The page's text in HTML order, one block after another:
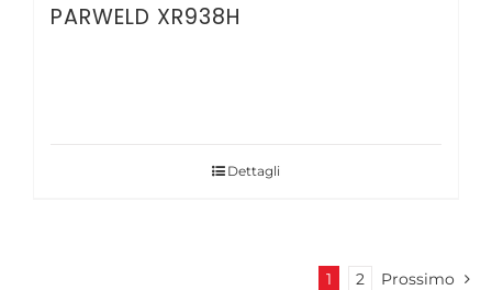
PARWELD XR938H
Dettagli
1 2 Prossimo